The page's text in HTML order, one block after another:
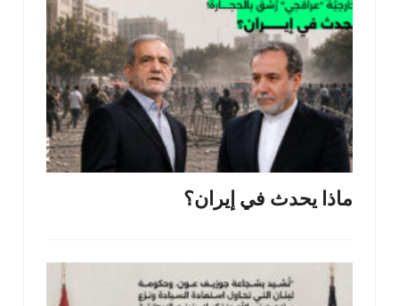
ماذا يحدث في إيران؟